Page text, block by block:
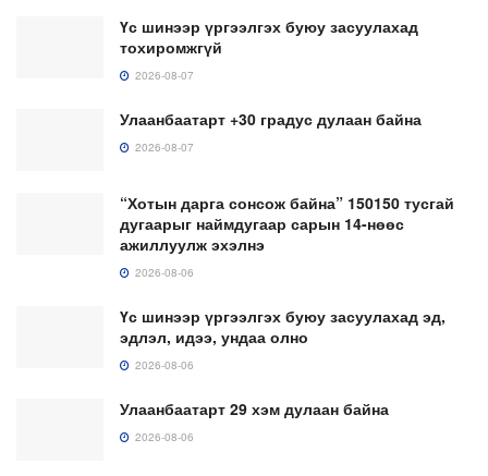
Үс шинээр үргээлгэх буюу засуулахад
тохиромжгүй
2026-08-07
Улаанбаатарт +30 градус дулаан байна
2026-08-07
“Хотын дарга сонсож байна” 150150 тусгай
дугаарыг наймдугаар сарын 14-нөөс
ажиллуулж эхэлнэ
2026-08-06
Үс шинээр үргээлгэх буюу засуулахад эд,
эдлэл, идээ, ундаа олно
2026-08-06
Улаанбаатарт 29 хэм дулаан байна
2026-08-06